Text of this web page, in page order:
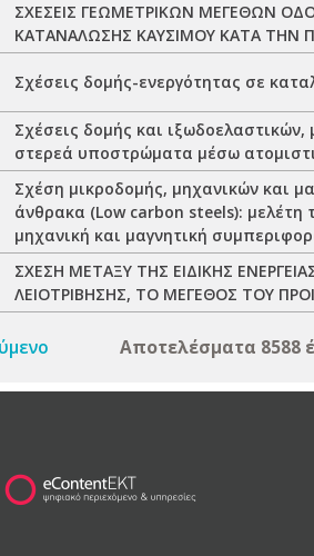
ΣΧΕΣΕΙΣ ΓΕΩΜΕΤΡΙΚΩΝ ΜΕΓΕΘΩΝ
ΚΑΤΑΝΑΛΩΣΗΣ ΚΑΥΣΙΜΟΥ ΚΑΤΑ ΤΗΝ
Σχέσεις δομής-ενεργότητας σε
Σχέσεις δομής και
στερεά υποστρώματα μέσω
Σχέση µικροδοµής, µηχανικών και
άνθρακα (Low carbon steels): μελέτη
µηχανική και µαγνητική
ΣΧΕΣΗ ΜΕΤΑΞΥ ΤΗΣ ΕΙΔΙΚΗΣ
ΛΕΙΟΤΡΙΒΗΣΗΣ, ΤΟ ΜΕΓΕΘΟΣ ΤΟΥ
Αποτελέσματα 8588